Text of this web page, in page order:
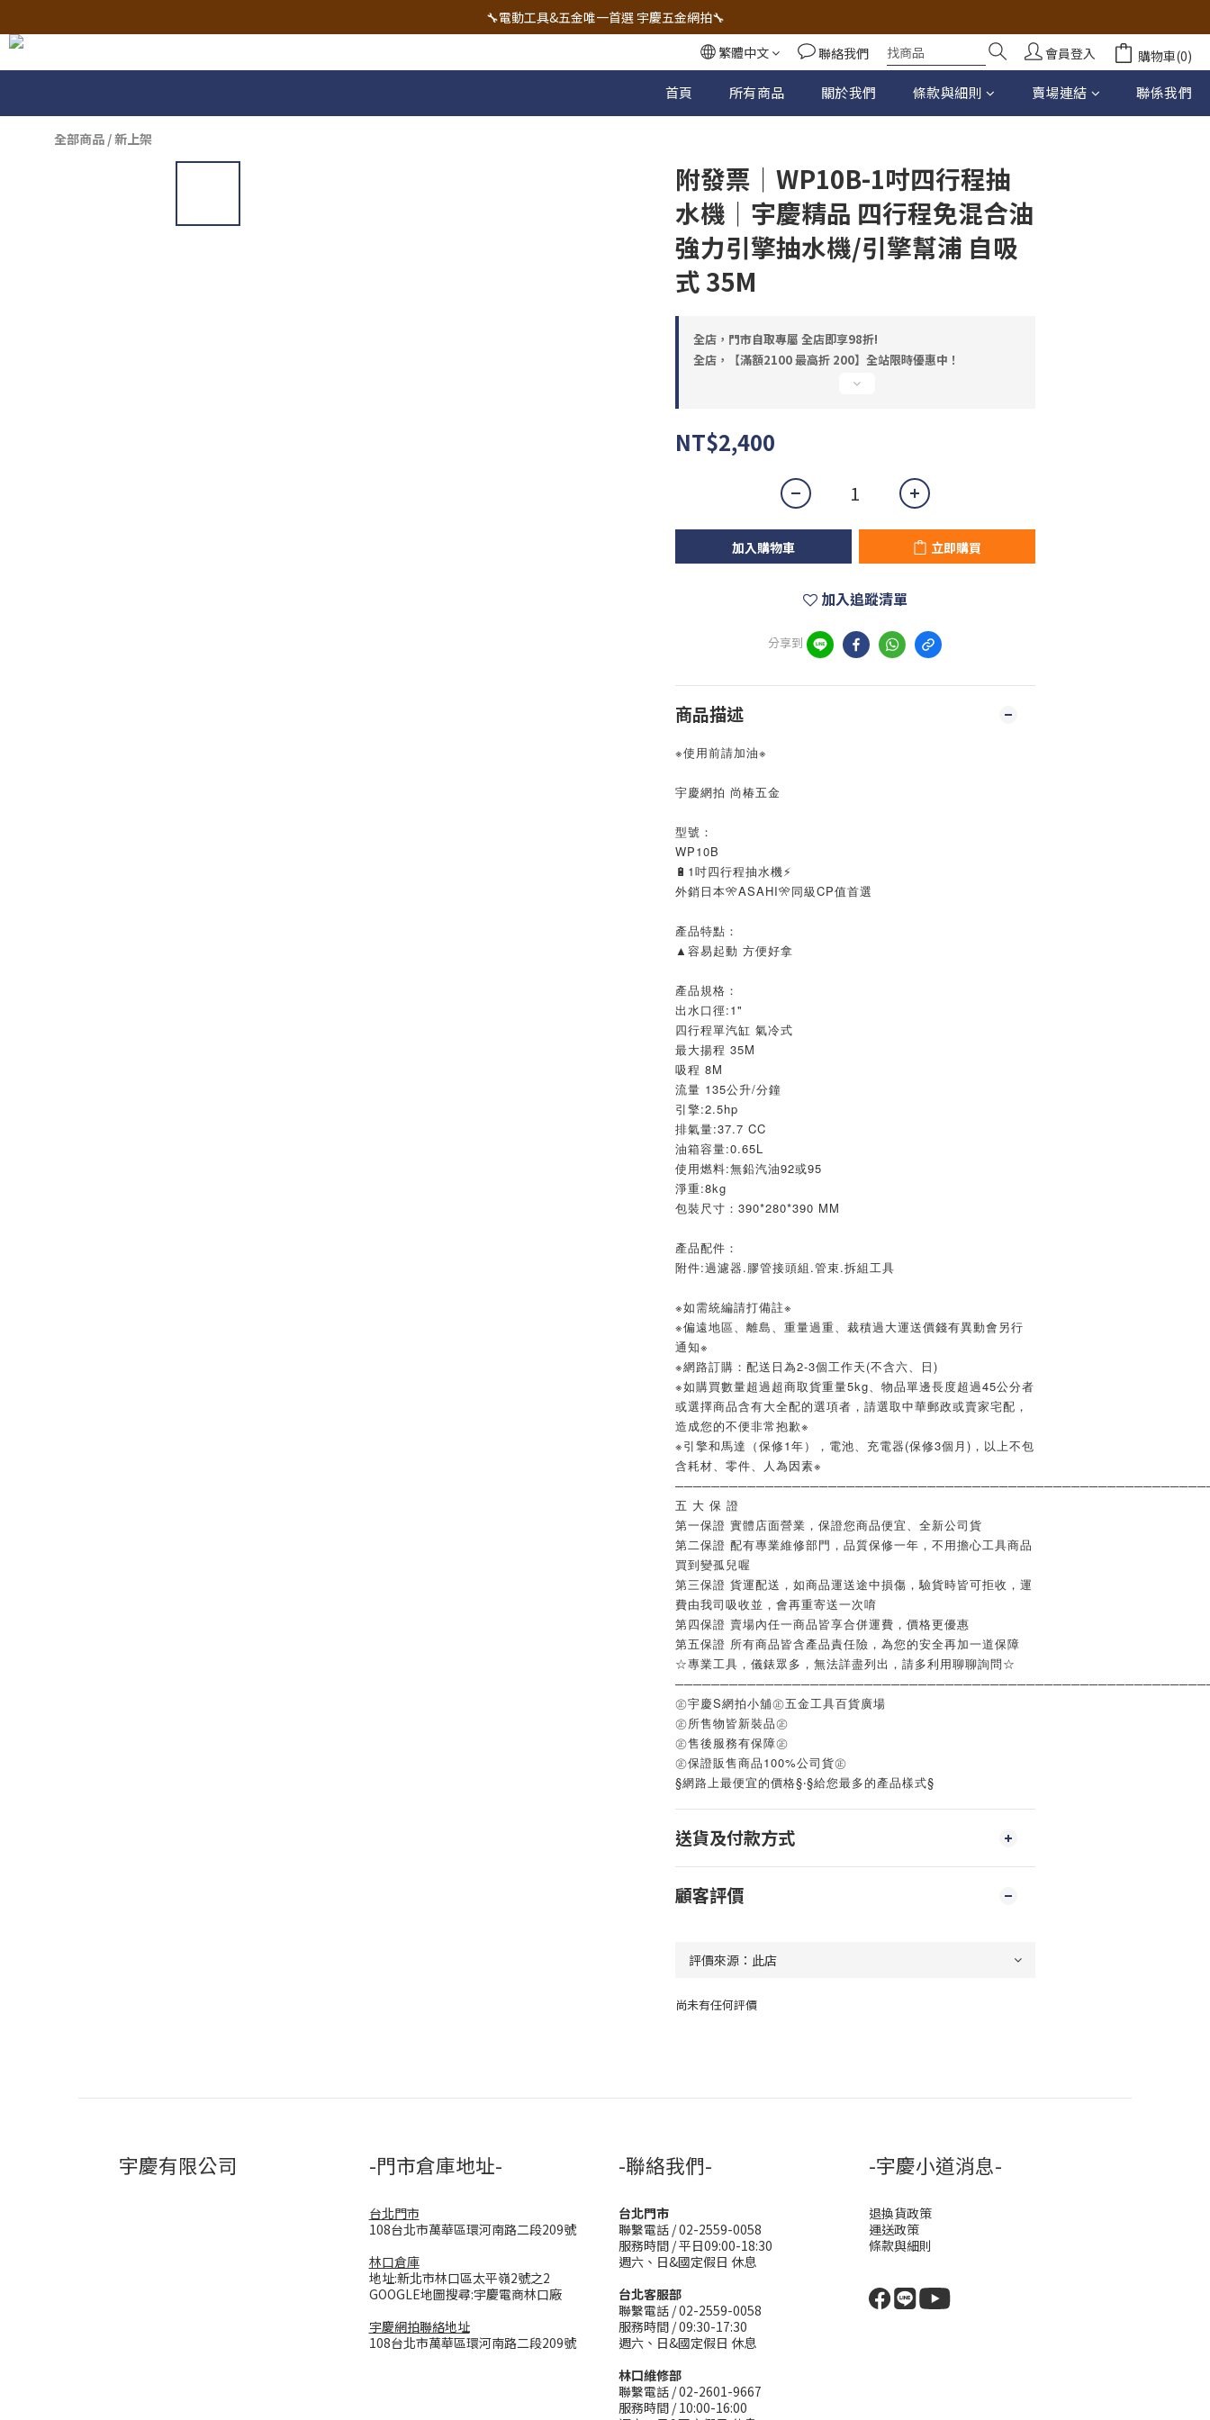
🔧電動工具&五金唯一首選 宇慶五金網拍🔧
🔧電動工具&五金唯一首選 宇慶五金網拍🔧
全台五金工具最低價✌️實體店面有保障💪
配有專業維修部門🔧品質保修一年📌
🔧電動工具&五金唯一首選 宇慶五金網拍🔧
繁體中文 聯絡我們 會員登入 購物車(0)
首頁 所有商品 關於我們 條款與細則 賣場連結 聯係我們
全部商品 /新上架
附發票｜WP10B-1吋四行程抽
水機｜宇慶精品 四行程免混合油
強力引擎抽水機/引擎幫浦 自吸
式 35M
全店，門市自取專屬 全店即享98折!
全店，【滿額2100 最高折 200】全站限時優惠中！
NT$2,400
加入購物車 立即購買
加入追蹤清單
分享到
商品描述
※使用前請加油※
宇慶網拍 尚椿五金
型號：
WP10B
🔋1吋四行程抽水機⚡
外銷日本🎌ASAHI🎌同級CP值首選
產品特點：
▲容易起動 方便好拿
產品規格：
出水口徑:1"
四行程單汽缸 氣冷式
最大揚程 35M
吸程 8M
流量 135公升/分鐘
引擎:2.5hp
排氣量:37.7 CC
油箱容量:0.65L
使用燃料:無鉛汽油92或95
淨重:8kg
包裝尺寸：390*280*390 MM
產品配件：
附件:過濾器.膠管接頭組.管束.拆組工具
※如需統編請打備註※
※偏遠地區、離島、重量過重、裁積過大運送價錢有異動會另行
通知※
※網路訂購：配送日為2-3個工作天(不含六、日)
※如購買數量超過超商取貨重量5kg、物品單邊長度超過45公分者
或選擇商品含有大全配的選項者，請選取中華郵政或賣家宅配，
造成您的不便非常抱歉※
※引擎和馬達（保修1年），電池、充電器(保修3個月)，以上不包
含耗材、零件、人為因素※
五 大 保 證
第一保證 實體店面營業，保證您商品便宜、全新公司貨
第二保證 配有專業維修部門，品質保修一年，不用擔心工具商品
買到變孤兒喔
第三保證 貨運配送，如商品運送途中損傷，驗貨時皆可拒收，運
費由我司吸收並，會再重寄送一次唷
第四保證 賣場內任一商品皆享合併運費，價格更優惠
第五保證 所有商品皆含產品責任險，為您的安全再加一道保障
☆專業工具，儀錶眾多，無法詳盡列出，請多利用聊聊詢問☆
㊣宇慶S網拍小舖㊣五金工具百貨廣場
㊣所售物皆新裝品㊣
㊣售後服務有保障㊣
㊣保證販售商品100%公司貨㊣
§網路上最便宜的價格§‧§給您最多的產品樣式§
送貨及付款方式
顧客評價
尚未有任何評價
立即購買
宇慶有限公司 -門市倉庫地址-
台北門市
108台北市萬華區環河南路二段209號
林口倉庫
地址:新北市林口區太平嶺2號之2
GOOGLE地圖搜尋:宇慶電商林口廠
宇慶網拍聯絡地址
108台北市萬華區環河南路二段209號
-聯絡我們-
台北門市
聯繫電話 / 02-2559-0058
服務時間 / 平日09:00-18:30
週六、日&國定假日 休息
台北客服部
聯繫電話 / 02-2559-0058
服務時間 / 09:30-17:30
週六、日&國定假日 休息
林口維修部
聯繫電話 / 02-2601-9667
服務時間 / 10:00-16:00
-宇慶小道消息-
退換貨政策
運送政策
條款與細則